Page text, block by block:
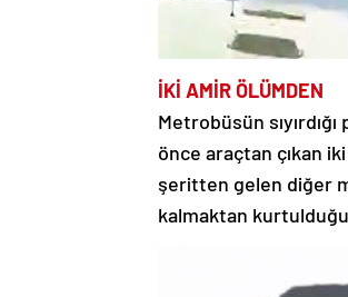
İKİ AMİR ÖLÜMDEN
Metrobüsün
önce araçtan çıkan
şeritten gelen diğer
kalmaktan